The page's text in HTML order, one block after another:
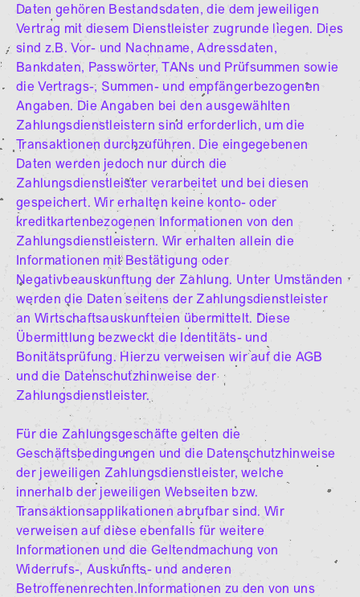
Daten gehören Bestandsdaten, die dem jeweiligen
Vertrag mit diesem Dienstleister zugrunde liegen. Dies
sind z.B. Vor- und Nachname, Adressdaten,
Bankdaten, Passwörter, TANs und Prüfsummen sowie
die Vertrags-, Summen- und empfängerbezogenen
Angaben. Die Angaben bei den ausgewählten
Zahlungsdienstleistern sind erforderlich, um die
Transaktionen durchzuführen. Die eingegebenen
Daten werden jedoch nur durch die
Zahlungsdienstleister verarbeitet und bei diesen
gespeichert. Wir erhalten keine konto- oder
kreditkartenbezogenen Informationen von den
Zahlungsdienstleistern. Wir erhalten allein die
Informationen mit Bestätigung oder
Negativbeauskunftung der Zahlung. Unter Umständen
werden die Daten seitens der Zahlungsdienstleister
an Wirtschaftsauskunfteien übermittelt. Diese
Übermittlung bezweckt die Identitäts- und
Bonitätsprüfung. Hierzu verweisen wir auf die AGB
und die Datenschutzhinweise der
Zahlungsdienstleister.
Für die Zahlungsgeschäfte gelten die
Geschäftsbedingungen und die Datenschutzhinweise
der jeweiligen Zahlungsdienstleister, welche
innerhalb der jeweiligen Webseiten bzw.
Transaktionsapplikationen abrufbar sind. Wir
verweisen auf diese ebenfalls für weitere
Informationen und die Geltendmachung von
Widerrufs-, Auskunfts- und anderen
Betroffenenrechten.Informationen zu den von uns